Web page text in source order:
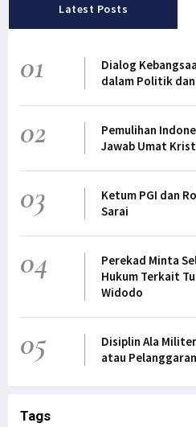
Latest Posts
01
Dialog
dalam Politik
02
Pemulihan
Jawab Umat
03
Ketum PGI dan
Sarai
04
Perekad Minta
Hukum Terkait
Widodo
05
Disiplin Ala
atau
Tags